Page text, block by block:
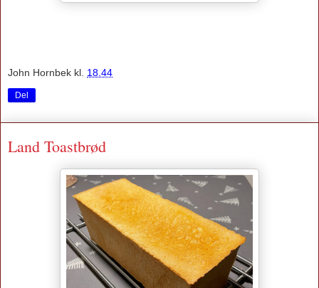
John Hornbek kl. 18.44
Del
Land Toastbrød